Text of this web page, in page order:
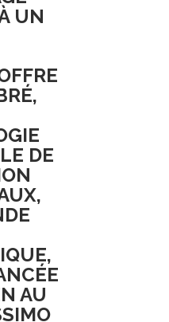
UN
,
DE
,
,
AU